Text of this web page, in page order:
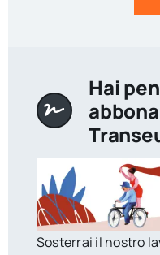
Hai
Sosterrai il nostro